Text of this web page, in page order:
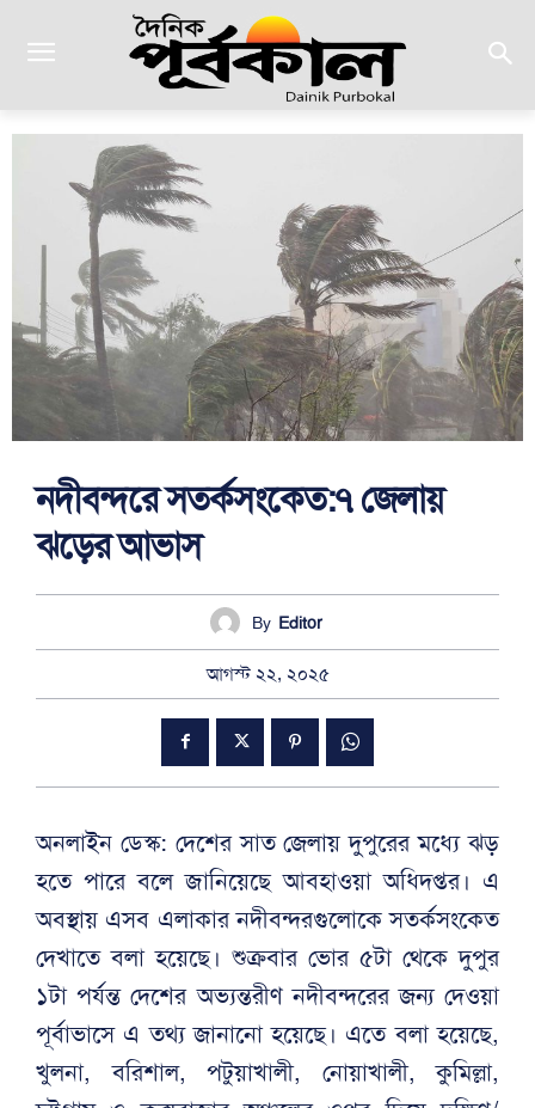
নদীবন্দরে সতর্কসংকেত:৭ জেলায়
ঝড়ের আভাস
By Editor
আগস্ট ২২, ২০২৫
অনলাইন ডেস্ক: দেশের সাত জেলায় দুপুরের মধ্যে ঝড়
হতে পারে বলে জানিয়েছে আবহাওয়া অধিদপ্তর। এ
অবস্থায় এসব এলাকার নদীবন্দরগুলোকে সতর্কসংকেত
দেখাতে বলা হয়েছে। শুক্রবার ভোর ৫টা থেকে দুপুর
১টা পর্যন্ত দেশের অভ্যন্তরীণ নদীবন্দরের জন্য দেওয়া
পূর্বাভাসে এ তথ্য জানানো হয়েছে। এতে বলা হয়েছে,
খুলনা, বরিশাল, পটুয়াখালী, নোয়াখালী, কুমিল্লা,